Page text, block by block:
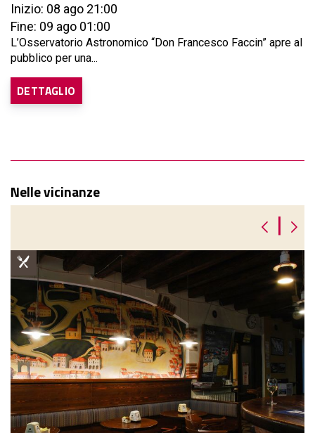
Inizio: 08 ago 21:00
Fine: 09 ago 01:00
L’Osservatorio Astronomico “Don Francesco Faccin” apre al
pubblico per una...
DETTAGLIO
Nelle vicinanze
|